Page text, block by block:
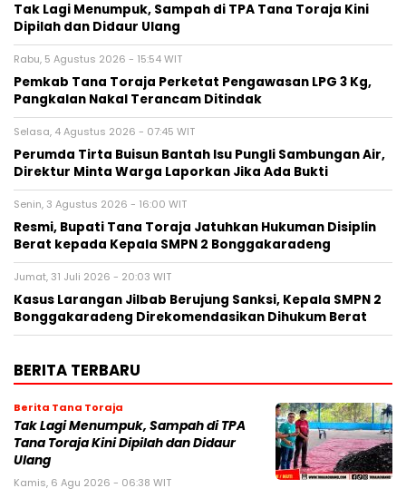
Tak Lagi Menumpuk, Sampah di TPA Tana Toraja Kini
Dipilah dan Didaur Ulang
Rabu, 5 Agustus 2026 - 15:54 WIT
Pemkab Tana Toraja Perketat Pengawasan LPG 3 Kg,
Pangkalan Nakal Terancam Ditindak
Selasa, 4 Agustus 2026 - 07:45 WIT
Perumda Tirta Buisun Bantah Isu Pungli Sambungan Air,
Direktur Minta Warga Laporkan Jika Ada Bukti
Senin, 3 Agustus 2026 - 16:00 WIT
Resmi, Bupati Tana Toraja Jatuhkan Hukuman Disiplin
Berat kepada Kepala SMPN 2 Bonggakaradeng
Jumat, 31 Juli 2026 - 20:03 WIT
Kasus Larangan Jilbab Berujung Sanksi, Kepala SMPN 2
Bonggakaradeng Direkomendasikan Dihukum Berat
BERITA TERBARU
Berita Tana Toraja
Tak Lagi Menumpuk, Sampah di TPA
Tana Toraja Kini Dipilah dan Didaur
Ulang
Kamis, 6 Agu 2026 - 06:38 WIT